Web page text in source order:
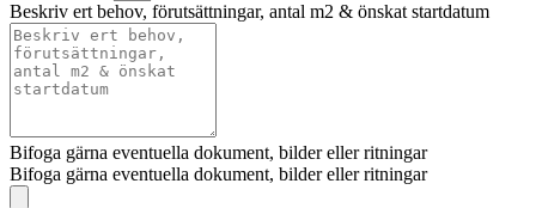
Beskriv ert behov, förutsättningar, antal m2 & önskat startdatum
Bifoga gärna eventuella dokument, bilder eller ritningar
Bifoga gärna eventuella dokument, bilder eller ritningar